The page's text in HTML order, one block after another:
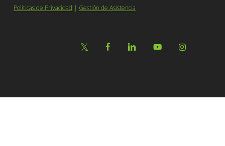
Políticas de Privacidad | Gestión de Asistencia